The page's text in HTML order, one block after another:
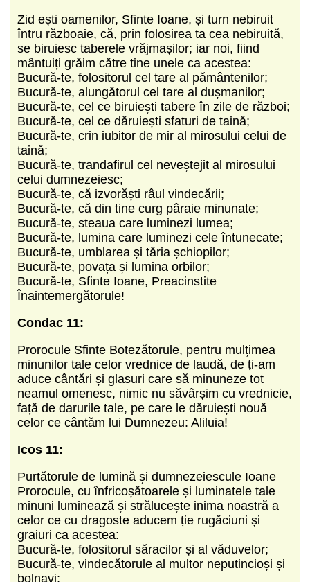
Zid ești oamenilor, Sfinte Ioane, și turn nebiruit
întru războaie, că, prin folosirea ta cea nebiruită,
se biruiesc taberele vrăjmașilor; iar noi, fiind
mântuiți grăim către tine unele ca acestea:
Bucură-te, folositorul cel tare al pământenilor;
Bucură-te, alungătorul cel tare al dușmanilor;
Bucură-te, cel ce biruiești tabere în zile de război;
Bucură-te, cel ce dăruiești sfaturi de taină;
Bucură-te, crin iubitor de mir al mirosului celui de
taină;
Bucură-te, trandafirul cel neveștejit al mirosului
celui dumnezeiesc;
Bucură-te, că izvorăști râul vindecării;
Bucură-te, că din tine curg pâraie minunate;
Bucură-te, steaua care luminezi lumea;
Bucură-te, lumina care luminezi cele întunecate;
Bucură-te, umblarea și tăria șchiopilor;
Bucură-te, povața și lumina orbilor;
Bucură-te, Sfinte Ioane, Preacinstite
Înaintemergătorule!
Condac 11:
Prorocule Sfinte Botezătorule, pentru mulțimea
minunilor tale celor vrednice de laudă, de ți-am
aduce cântări și glasuri care să minuneze tot
neamul omenesc, nimic nu săvârșim cu vrednicie,
față de darurile tale, pe care le dăruiești nouă
celor ce cântăm lui Dumnezeu: Aliluia!
Icos 11:
Purtătorule de lumină și dumnezeiescule Ioane
Prorocule, cu înfricoșătoarele și luminatele tale
minuni luminează și strălucește inima noastră a
celor ce cu dragoste aducem ție rugăciuni și
graiuri ca acestea:
Bucură-te, folositorul săracilor și al văduvelor;
Bucură-te, vindecătorule al multor neputincioși și
bolnavi;